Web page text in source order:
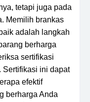
tetapi juga pada
Memilih brankas
adalah langkah
berharga
sertifikasi
Sertifikasi ini dapat
efektif
berharga Anda